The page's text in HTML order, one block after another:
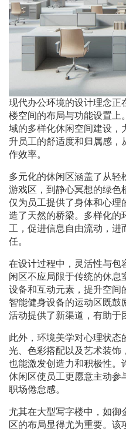
现代办公环境的设计理念正
楼空间的布局与功能设置上
域的多样化休闲空间建设，
升员工的舒适度和归属感，
作效率。
多元化的休闲区涵盖了从轻
游戏区，到静心冥想的绿色
仅为员工提供了身体和心理
造了天然的桥梁。多样化的
工，促进信息自由流动，进
任。
在设计过程中，灵活性与包
闲区不应局限于传统的休息
设备和互动元素，提升空间
智能健身设备的运动区既鼓
活动提供了新渠道，有助于
此外，环境美学对心理状态
光、色彩搭配以及艺术装饰
也能激发创造力和积极性。
休闲区使员工更愿意主动参
职场倦怠感。
尤其在大型写字楼中，如御
区的布局显得尤为重要。